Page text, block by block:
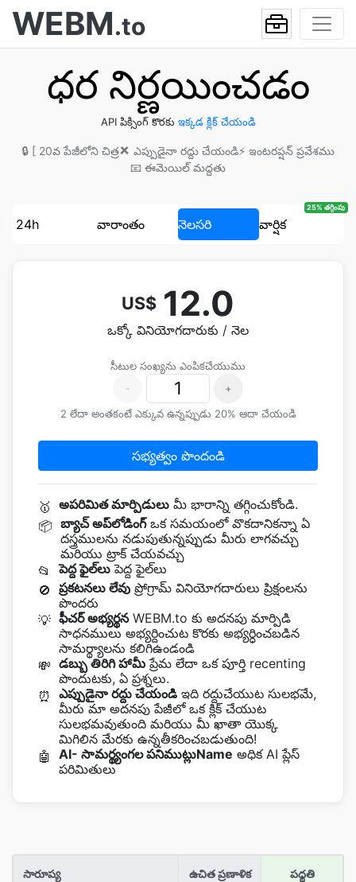
WEBM.to
ధర నిర్ణయించడం
API పిక్సింగ్ కొరకు ఇక్కడ క్లిక్ చేయండి
🔒 [ 20వ పేజీలోని చిత్ర❌ ఎప్పుడైనా రద్దు చేయండి⚡ ఇంటరప్షన్ ప్రవేశము
📧 ఈమెయిల్ మద్దతు
24h వారాంతం నెలసరి వార్షిక
25% తగ్గింపు
US$ 12.0
ఒక్కో వినియోగదారుకు / నెల
సీటుల సంఖ్యను ఎంపికచేయుము
-
+
2 లేదా అంతకంటే ఎక్కువ ఉన్నప్పుడు 20% ఆదా చేయండి
సభ్యత్వం పొందండి
🥇 అపరిమిత మార్పిడులు మీ భారాన్ని తగ్గించుకోండి.
📦 బ్యాచ్ అప్‌లోడింగ్ఒక సమయంలో వొకదానికన్నా ఏ
దస్త్రములను నడుపుతున్నప్పుడు మీరు లాగవచ్చు
మరియు ట్రాక్ చేయవచ్చు
📂
పెద్ద ఫైల్‌లు పెద్ద ఫైల్‌లు
🚫 ప్రకటనలు లేవు ప్రోగ్రామ్ వినియోగదారులు ప్రిక్షంలను
పొందరు
💡 ఫీచర్ అభ్యర్థనWEBM.to కు అదనపు మార్పిడి
సాధనములు అభ్యర్దించుట కొరకు అభ్యర్ధించబడిన
సామర్థ్యాలను కలిగిఉండండి
💸 డబ్బు తిరిగి హామీ ప్రేమ లేదా ఒక పూర్తి recenting
పొందుటకు, ఏ ప్రశ్నలు.
⏰
ఎప్పుడైనా రద్దు చేయండి ఇది రద్దుచేయుట సులభమే,
మీరు మా అదనపు పేజీలో ఒక క్లిక్ చేయుట
సులభమవుతుంది మరియు మీ ఖాతా యొక్క
మిగిలిన మేరకు ఉన్నతీకరించబడుతుంది!
🤖
AI- సామర్థ్యంగల పనిముట్లుName అధిక AI ప్లేస్
పరిమితులు
సారూప్య ఉచిత ప్రణాళిక పధ్ధతి